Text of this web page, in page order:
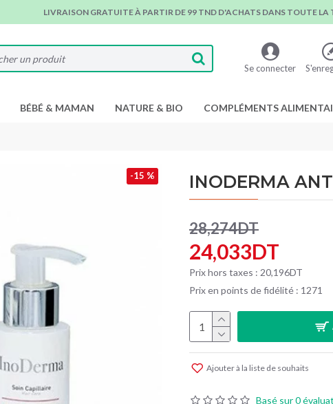
LIVRAISON GRATUITE À PARTIR DE 99 TND D'ACHATS DANS TOUTE LA
Se connecter
BÉBÉ & MAMAN NATURE & BIO COMPLÉMENTS
-15 % INODERMA
Basé sur 0
24,033DT
28,274DT
Prix hors taxes : 20,196DT
Prix en points de fidélité : 1271
Ajouter à la liste de souhaits